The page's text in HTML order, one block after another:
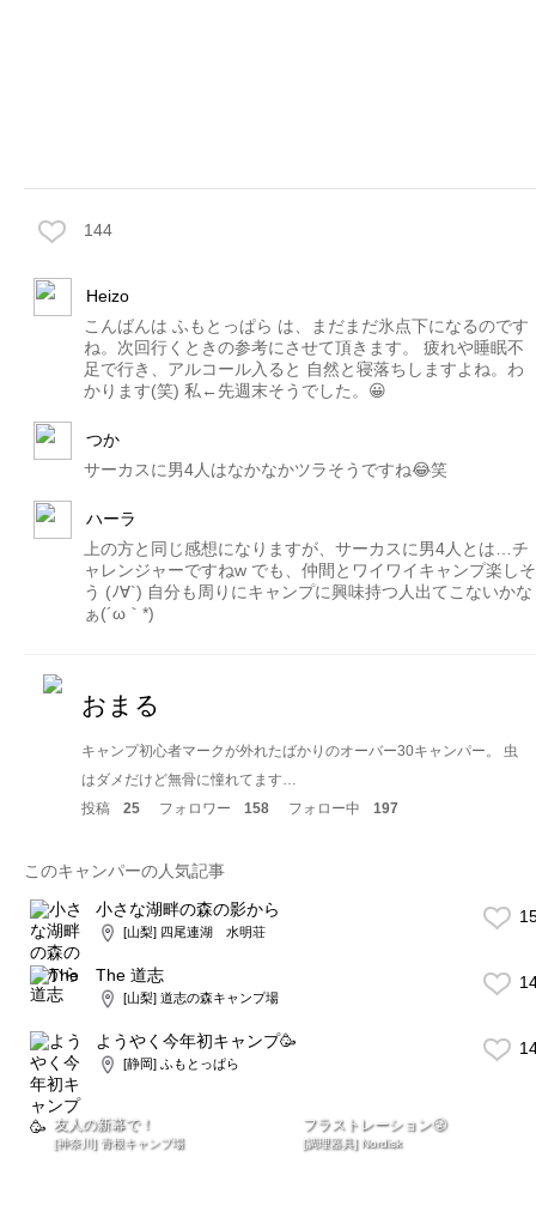
144
Heizo
こんばんは ふもとっぱら は、まだまだ氷点下になるのです
ね。次回行くときの参考にさせて頂きます。 疲れや睡眠不
足で行き、アルコール入ると 自然と寝落ちしますよね。わ
かります(笑) 私←先週末そうでした。😀
つか
サーカスに男4人はなかなかツラそうですね😂笑
ハーラ
上の方と同じ感想になりますが、サーカスに男4人とは…チ
ャレンジャーですねw でも、仲間とワイワイキャンプ楽しそ
う (ﾉ∀`) 自分も周りにキャンプに興味持つ人出てこないかな
ぁ(´ω｀*)
おまる
キャンプ初心者マークが外れたばかりのオーバー30キャンパー。 虫
はダメだけど無骨に憧れてます…
投稿
25 フォロワー 158 フォロー中 197
このキャンパーの人気記事
小さな湖畔の森の影から
[山梨] 四尾連湖 水明荘
The 道志
[山梨] 道志の森キャンプ場
ようやく今年初キャンプ🥳
[静岡] ふもとっぱら
友人の新幕で！
[神奈川] 青根キャンプ場
フラストレーション😤
[調理器具] Nordisk